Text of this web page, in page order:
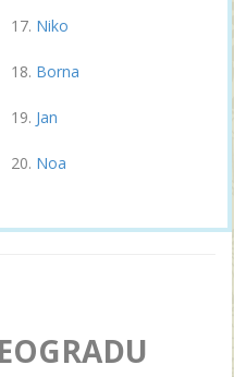
Niko
Borna
Jan
Noa